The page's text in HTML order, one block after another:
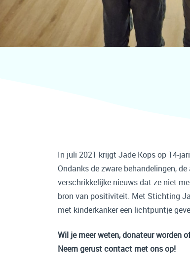
In juli 2021 krijgt Jade Kops op 14-
Ondanks de zware behandelingen,
verschrikkelijke nieuws dat ze niet
bron van positiviteit. Met Stichting
met kinderkanker een lichtpuntje
Wil je meer weten, donateur worden
Neem gerust contact met ons op!